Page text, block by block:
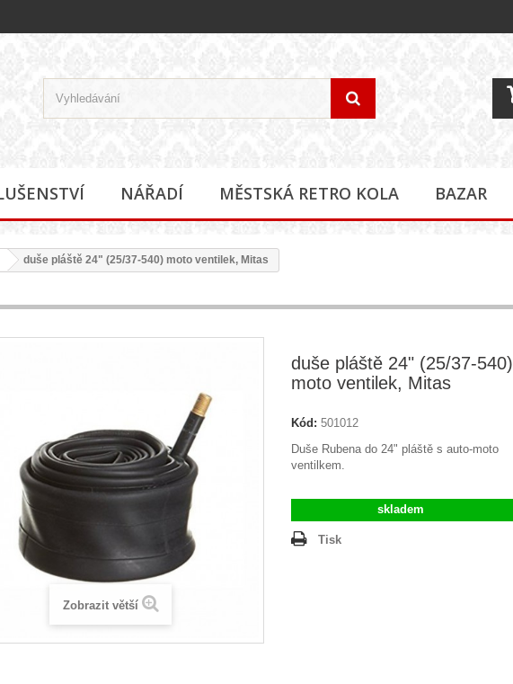
NÁŘADÍ MĚSTSKÁ RETRO KOLA BAZAR
duše pláště 24" (25/37-540) moto ventilek, Mitas
Zobrazit větší
duše pláště 24" (25/37-540)
moto ventilek, Mitas
Kód: 501012
Duše Rubena do 24" pláště s auto-moto
ventilkem.
skladem
Tisk